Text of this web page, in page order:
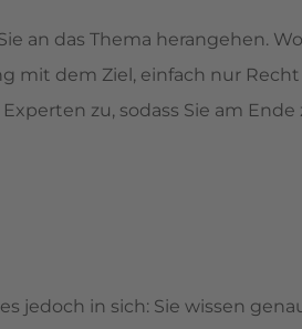
an das Thema herangehen.
mit dem Ziel, einfach nur
zu, sodass Sie am
jedoch in sich: Sie wissen